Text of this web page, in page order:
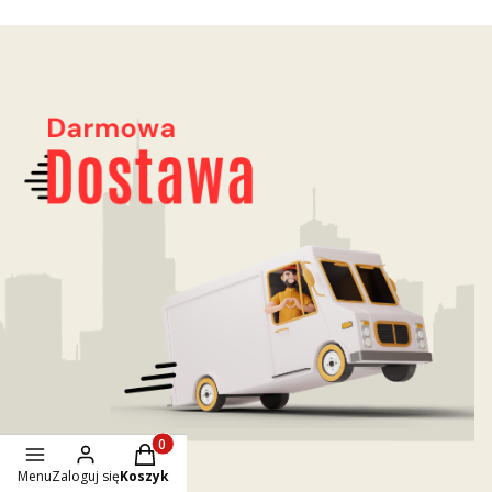
MenuZaloguj się
Produkty w koszyku: 0. Zobacz szczegóły
Koszyk